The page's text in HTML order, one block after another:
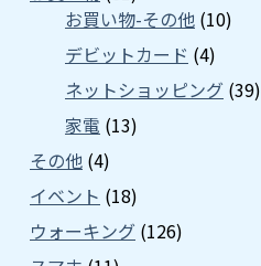
お買い物-その他 (10)
デビットカード (4)
ネットショッピング (39)
家電 (13)
その他 (4)
イベント (18)
ウォーキング (126)